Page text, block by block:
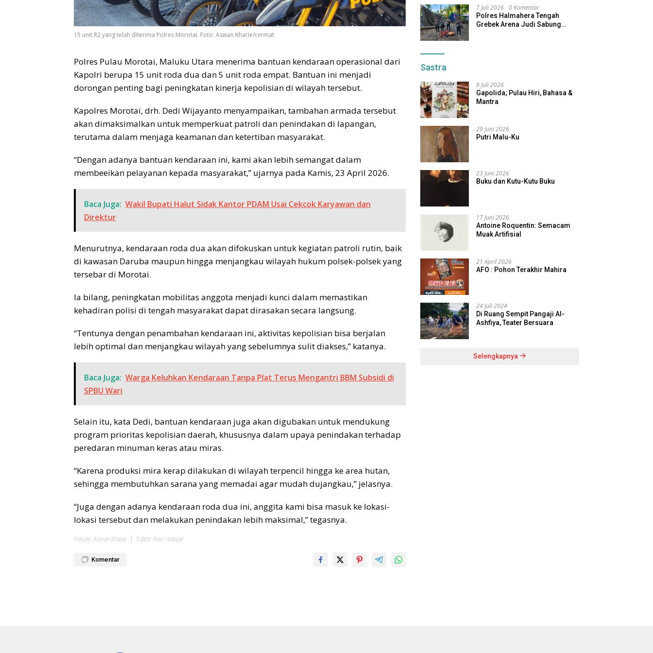
15 unit R2 yang telah diterima Polres Morotai. Foto: Aswan Kharie/cermat
Polres Pulau Morotai, Maluku Utara menerima bantuan kendaraan operasional dari
Kapolri berupa 15 unit roda dua dan 5 unit roda empat. Bantuan ini menjadi
dorongan penting bagi peningkatan kinerja kepolisian di wilayah tersebut.
Kapolres Morotai, drh. Dedi Wijayanto menyampaikan, tambahan armada tersebut
akan dimaksimalkan untuk memperkuat patroli dan penindakan di lapangan,
terutama dalam menjaga keamanan dan ketertiban masyarakat.
“Dengan adanya bantuan kendaraan ini, kami akan lebih semangat dalam
membeeikan pelayanan kepada masyarakat,” ujarnya pada Kamis, 23 April 2026.
Baca Juga: Wakil Bupati Halut Sidak Kantor PDAM Usai Cekcok Karyawan dan
Direktur
Menurutnya, kendaraan roda dua akan difokuskan untuk kegiatan patroli rutin, baik
di kawasan Daruba maupun hingga menjangkau wilayah hukum polsek-polsek yang
tersebar di Morotai.
Ia bilang, peningkatan mobilitas anggota menjadi kunci dalam memastikan
kehadiran polisi di tengah masyarakat dapat dirasakan secara langsung.
“Tentunya dengan penambahan kendaraan ini, aktivitas kepolisian bisa berjalan
lebih optimal dan menjangkau wilayah yang sebelumnya sulit diakses,” katanya.
Baca Juga: Warga Keluhkan Kendaraan Tanpa Plat Terus Mengantri BBM Subsidi di
SPBU Wari
Selain itu, kata Dedi, bantuan kendaraan juga akan digubakan untuk mendukung
program prioritas kepolisian daerah, khususnya dalam upaya penindakan terhadap
peredaran minuman keras atau miras.
“Karena produksi mira kerap dilakukan di wilayah terpencil hingga ke area hutan,
sehingga membutuhkan sarana yang memadai agar mudah dujangkau,” jelasnya.
“Juga dengan adanya kendaraan roda dua ini, anggita kami bisa masuk ke lokasi-
lokasi tersebut dan melakukan penindakan lebih maksimal,” tegasnya.
Penulis: Aswan Kharie Editor: Rian Hidayat
Komentar
7 Juli 2026 0 Komentar
Polres Halmahera Tengah
Grebek Arena Judi Sabung
Sastra
9 Juli 2026
Gapolida; Pulau Hiri, Bahasa &
Mantra
29 Juni 2026
Putri Malu-Ku
23 Juni 2026
Buku dan Kutu-Kutu Buku
17 Juni 2026
Antoine Roquentin: Semacam
Muak Artifisial
21 April 2026
AFO : Pohon Terakhir Mahira
24 Juli 2024
Di Ruang Sempit Pangaji Al-
Ashfiya, Teater Bersuara
Selengkapnya